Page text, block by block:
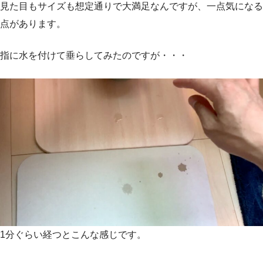
見た目もサイズも想定通りで大満足なんですが、一点気になる
点があります。
指に水を付けて垂らしてみたのですが・・・
1分ぐらい経つとこんな感じです。